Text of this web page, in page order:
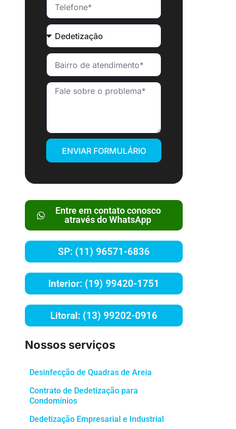
ENVIAR FORMULÁRIO
Entre em contato conosco
através do WhatsApp
SP: (11) 96571-6836
Interior: (19) 99420-1751
Litoral: (13) 99202-0916
Nossos serviços
Desinfecção de Quadras de Areia
Contrato de Dedetização para
Condomínios
Dedetização Empresarial e Industrial